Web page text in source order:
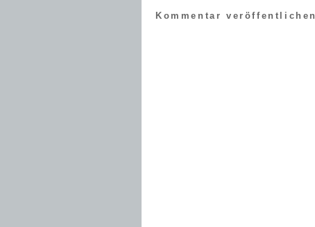
Kommentar veröffentlichen